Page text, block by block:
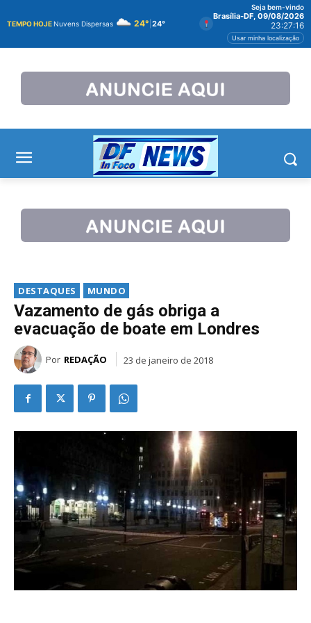
TEMPO HOJENuvens Dispersas 24° 24°
Seja bem-vindo
Brasília-DF, 09/08/2026
23:27:16
Usar minha localização
DESTAQUES MUNDO
Vazamento de gás obriga a
evacuação de boate em Londres
Por REDAÇÃO 23 de janeiro de 2018